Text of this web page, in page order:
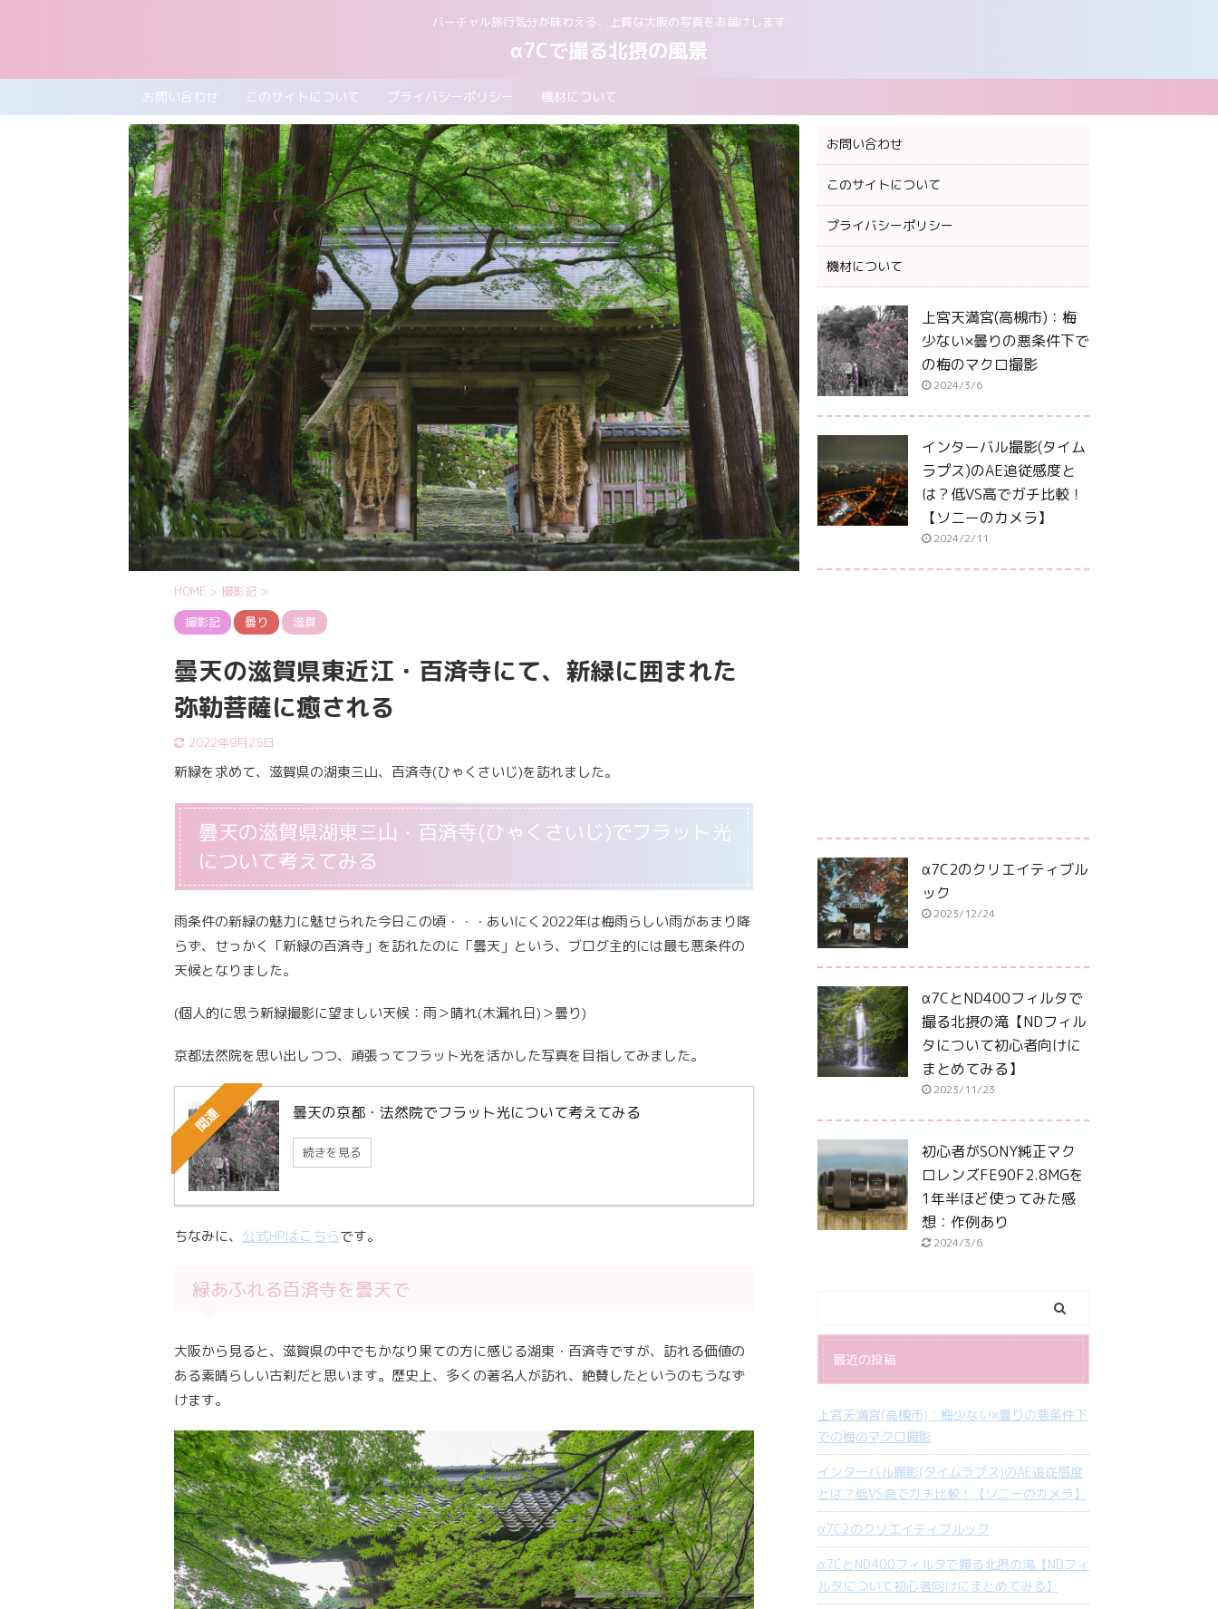
バーチャル旅行気分が味わえる、上質な大阪の写真をお届けします
α7Cで撮る北摂の風景
お問い合わせ このサイトについて プライバシーポリシー 機材について
HOME > 撮影記 >
撮影記
曇り 滋賀
曇天の滋賀県東近江・百済寺にて、新緑に囲まれた
弥勒菩薩に癒される
2022年9月25日
新緑を求めて、滋賀県の湖東三山、百済寺(ひゃくさいじ)を訪れました。
曇天の滋賀県湖東三山・百済寺(ひゃくさいじ)でフラット光
について考えてみる
雨条件の新緑の魅力に魅せられた今日この頃・・・あいにく2022年は梅雨らしい雨があまり降
らず、せっかく「新緑の百済寺」を訪れたのに「曇天」という、ブログ主的には最も悪条件の
天候となりました。
(個人的に思う新緑撮影に望ましい天候：雨＞晴れ(木漏れ日)＞曇り)
京都法然院を思い出しつつ、頑張ってフラット光を活かした写真を目指してみました。
関連 曇天の京都・法然院でフラット光について考えてみる
続きを見る
ちなみに、 公式HPはこちらです。
緑あふれる百済寺を曇天で
大阪から見ると、滋賀県の中でもかなり果ての方に感じる湖東・百済寺ですが、訪れる価値の
ある素晴らしい古刹だと思います。歴史上、多くの著名人が訪れ、絶賛したというのもうなず
けます。
お問い合わせ
このサイトについて
プライバシーポリシー
機材について
上宮天満宮(高槻市)：梅
少ない×曇りの悪条件下で
の梅のマクロ撮影
2024/3/6
インターバル撮影(タイム
ラプス)のAE追従感度と
は？低VS高でガチ比較！
【ソニーのカメラ】
2024/2/11
α7C2のクリエイティブル
ック
2023/12/24
α7CとND400フィルタで
撮る北摂の滝【NDフィル
タについて初心者向けに
まとめてみる】
2023/11/23
初心者がSONY純正マク
ロレンズFE90F2.8MGを
1年半ほど使ってみた感
想：作例あり
2024/3/6
最近の投稿
上宮天満宮(高槻市)：梅少ない×曇りの悪条件下
での梅のマクロ撮影
インターバル撮影(タイムラプス)のAE追従感度
とは？低VS高でガチ比較！【ソニーのカメラ】
α7C2のクリエイティブルック
α7CとND400フィルタで撮る北摂の滝【NDフィ
ルタについて初心者向けにまとめてみる】